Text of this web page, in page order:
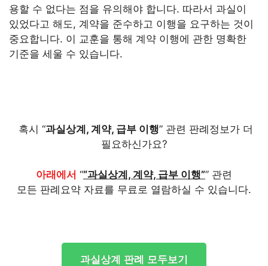
용할 수 없다는 점을 유의해야 합니다. 따라서 과실이
있었다고 해도, 계약을 준수하고 이행을 요구하는 것이
중요합니다. 이 교훈을 통해 계약 이행에 관한 명확한
기준을 세울 수 있습니다.
혹시 “과실상계, 계약, 급부 이행” 관련 판례정보가 더
필요하신가요?
아래에서 ““과실상계, 계약, 급부 이행”” 관련
모든 판례요약 자료를 무료로 열람하실 수 있습니다.
과실상계 판례 모두보기